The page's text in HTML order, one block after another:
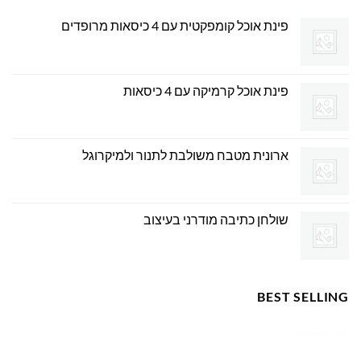
פינת אוכל קומפקטית עם 4 כיסאות מרופדים
פינת אוכל קרמיקה עם 4 כיסאות
ארונית מטבח משולבת לתנור ולמיקרוגל
שולחן כתיבה מודרני בעיצוב
BEST SELLING